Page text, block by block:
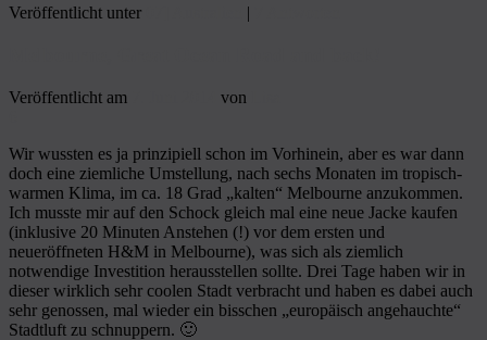
Veröffentlicht unter
|
Veröffentlicht am von
Wir wussten es ja prinzipiell schon im Vorhinein, aber es war dann
doch eine ziemliche Umstellung, nach sechs Monaten im tropisch-
warmen Klima, im ca. 18 Grad „kalten“ Melbourne anzukommen.
Ich musste mir auf den Schock gleich mal eine neue Jacke kaufen
(inklusive 20 Minuten Anstehen (!) vor dem ersten und
neueröffneten H&M in Melbourne), was sich als ziemlich
notwendige Investition herausstellen sollte. Drei Tage haben wir in
dieser wirklich sehr coolen Stadt verbracht und haben es dabei auch
sehr genossen, mal wieder ein bisschen „europäisch angehauchte“
Stadtluft zu schnuppern. 🙂